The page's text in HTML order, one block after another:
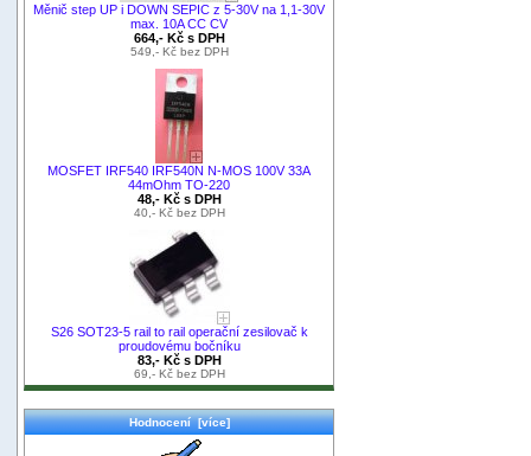
Měnič step UP i DOWN SEPIC z 5-30V na 1,1-30V
max. 10A CC CV
664,- Kč s DPH
549,- Kč bez DPH
MOSFET IRF540 IRF540N N-MOS 100V 33A
44mOhm TO-220
48,- Kč s DPH
40,- Kč bez DPH
S26 SOT23-5 rail to rail operační zesilovač k
proudovému bočníku
83,- Kč s DPH
69,- Kč bez DPH
Hodnocení [více]